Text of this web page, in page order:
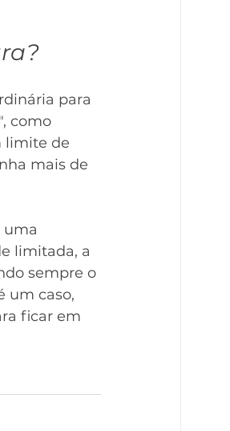
para
como
limite de
mais de
uma
limitada, a
sempre o
um caso,
ficar em